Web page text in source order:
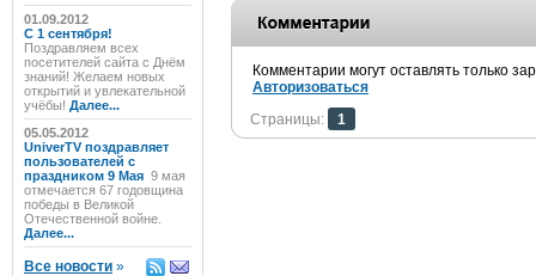
01.09.2012
C 1 сентября!
Поздравляем всех
посетителей сайта с Днём
знаний! Желаем новых
открытий и увлекательной
учёбы! Далее...
05.05.2012
UniverTV поздравляет
пользователей с
праздником 9 Мая 9 мая
отмечается 67 годовщина
победы в Великой
Отечественной войне.
Далее...
Все новости »
Комментарии могут оставлять только
Авторизоваться
Страницы:
1